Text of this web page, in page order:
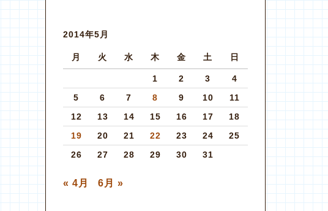
2014年5月
月 火 水 木 金 土 日
1 2 3
4
5
6 7 8 9 10
11
12
13 14 15 16 17
18
19
20 21 22 23 24
25
26
27 28 29 30 31
« 4月 6月 »